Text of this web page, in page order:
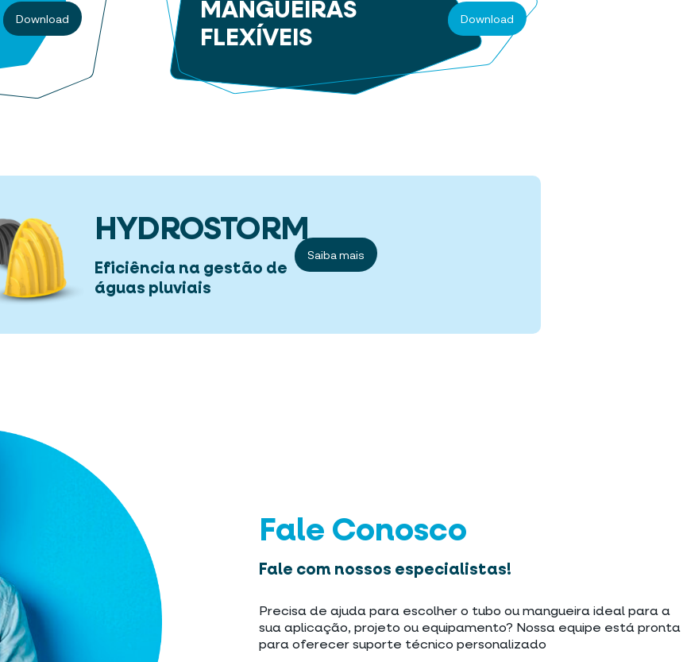
Download
MANGUEIRAS
FLEXÍVEIS
Download
HYDROSTORM
Eficiência na gestão de
águas pluviais
Saiba mais
Fale Conosco
Fale com nossos especialistas!
Precisa de ajuda para escolher o tubo ou mangueira ideal para a
sua aplicação, projeto ou equipamento? Nossa equipe está pronta
para oferecer suporte técnico personalizado